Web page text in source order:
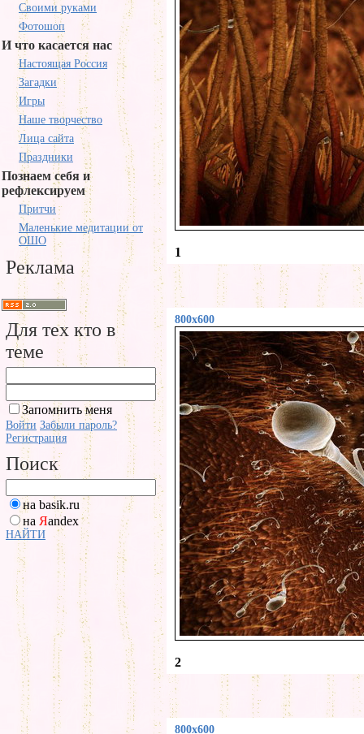
Своими руками
Фотошоп
И что касается нас
Настоящая Россия
Загадки
Игры
Наше творчество
Лица сайта
Праздники
Познаем себя и
рефлексируем
Притчи
Маленькие медитации от
ОШО
Реклама
Для тех кто в
теме
Запомнить меня
Войти Забыли пароль?
Регистрация
Поиск
на basik.ru
на Яandex
НАЙТИ
1
800x600
2
800x600